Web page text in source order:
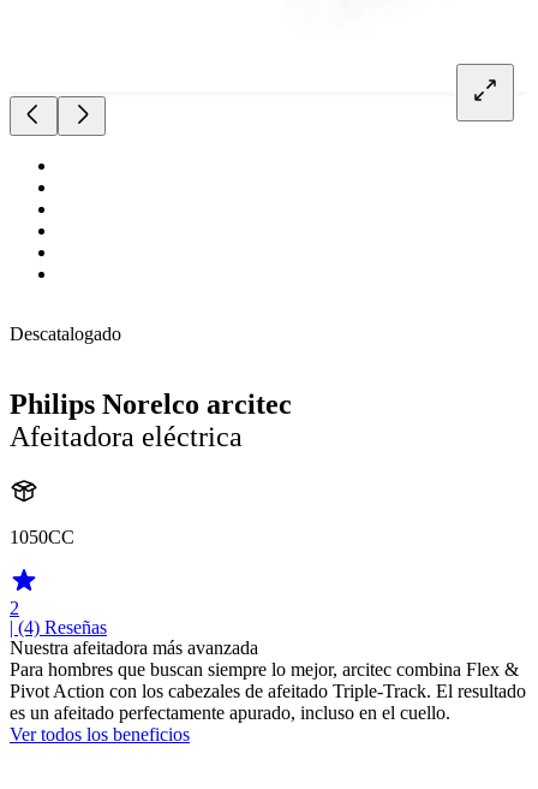
Descatalogado
Philips Norelco arcitec
Afeitadora eléctrica
1050CC
2
| (4) Reseñas
Nuestra afeitadora más avanzada
Para hombres que buscan siempre lo mejor, arcitec combina Flex &
Pivot Action con los cabezales de afeitado Triple-Track. El resultado
es un afeitado perfectamente apurado, incluso en el cuello.
Ver todos los beneficios